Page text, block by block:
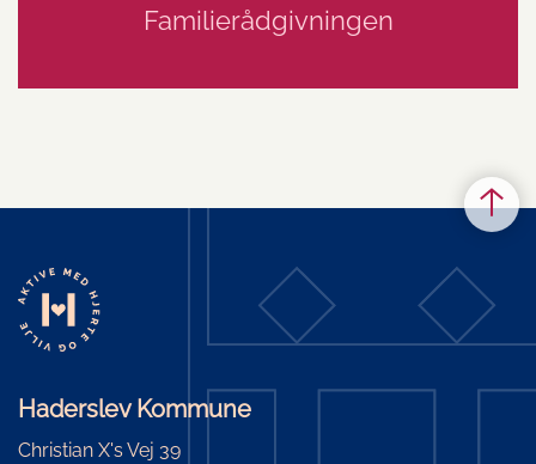
Familierådgivningen
Haderslev Kommune
Christian X's Vej 39